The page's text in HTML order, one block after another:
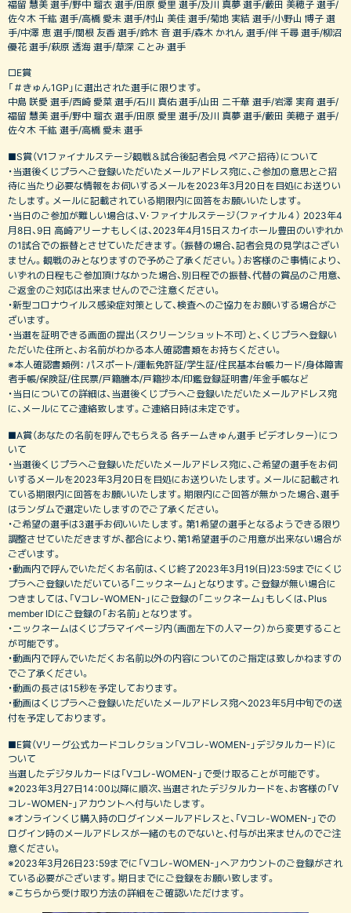
福留 慧美 選手/野中 瑠衣 選手/田原 愛里 選手/及川 真夢 選手/藪田 美穂子 選手/
佐々木 千紘 選手/高橋 愛未 選手/村山 美佳 選手/菊地 実結 選手/小野山 博子 選
手/中澤 恵 選手/関根 友香 選手/鈴木 音 選手/森木 かれん 選手/伴 千尋 選手/柳沼
優花 選手/萩原 透海 選手/草深 ことみ 選手
□E賞
「＃きゅん1GP」に選出された選手に限ります。
中島 咲愛 選手/西崎 愛菜 選手/石川 真佑 選手/山田 二千華 選手/岩澤 実育 選手/
福留 慧美 選手/野中 瑠衣 選手/田原 愛里 選手/及川 真夢 選手/藪田 美穂子 選手/
佐々木 千紘 選手/高橋 愛未 選手
■S賞（V1ファイナルステージ観戦＆試合後記者会見 ペアご招待）について
・当選後くじプラへご登録いただいたメールアドレス宛に、ご参加の意思とご招
待に当たり必要な情報をお伺いするメールを2023年3月20日を目処にお送りい
たします。メールに記載されている期限内に回答をお願いいたします。
・当日のご参加が難しい場合は、V･ファイナルステージ（ファイナル４） 2023年4
月8日、9日 高崎アリーナもしくは、2023年4月15日スカイホール豊田のいずれか
の1試合での振替とさせていただきます。（振替の場合、記者会見の見学はござい
ません。観戦のみとなりますので予めご了承ください。）お客様のご事情により、
いずれの日程もご参加頂けなかった場合、別日程での振替、代替の賞品のご用意、
ご返金のご対応は出来ませんのでご注意ください。
・新型コロナウイルス感染症対策として、検査へのご協力をお願いする場合がご
ざいます。
・当選を証明できる画面の提出（スクリーンショット不可）と、くじプラへ登録い
ただいた住所と、お名前がわかる本人確認書類をお持ちください。
※本人確認書類例： パスポート/運転免許証/学生証/住民基本台帳カード/身体障害
者手帳/保険証/住民票/戸籍謄本/戸籍抄本/印鑑登録証明書/年金手帳など
・当日についての詳細は、当選後くじプラへご登録いただいたメールアドレス宛
に、メールにてご連絡致します。ご連絡日時は未定です。
■A賞（あなたの名前を呼んでもらえる 各チームきゅん選手 ビデオレター）につ
いて
・当選後くじプラへご登録いただいたメールアドレス宛に、ご希望の選手をお伺
いするメールを2023年3月20日を目処にお送りいたします。メールに記載され
ている期限内に回答をお願いいたします。期限内にご回答が無かった場合、選手
はランダムで選定いたしますのでご了承ください。
・ご希望の選手は3選手お伺いいたします。第1希望の選手となるようできる限り
調整させていただきますが、都合により、第1希望選手のご用意が出来ない場合が
ございます。
・動画内で呼んでいただくお名前は、くじ終了2023年3月19(日)23:59までにくじ
プラへご登録いただいている「ニックネーム」となります。ご登録が無い場合に
つきましては、「Vコレ-WOMEN-」にご登録の「ニックネーム」もしくは、Plus
member IDにご登録の「お名前」となります。
・ニックネームはくじプラマイページ内（画面左下の人マーク）から変更すること
が可能です。
・動画内で呼んでいただくお名前以外の内容についてのご指定は致しかねますの
でご了承ください。
・動画の長さは15秒を予定しております。
・動画はくじプラへご登録いただいたメールアドレス宛へ2023年5月中旬での送
付を予定しております。
■E賞（Vリーグ公式カードコレクション「Vコレ-WOMEN-」デジタルカード）に
ついて
当選したデジタルカードは「Vコレ-WOMEN-」で受け取ることが可能です。
※2023年3月27日14：00以降に順次、当選されたデジタルカードを、お客様の「V
コレ-WOMEN-」アカウントへ付与いたします。
※オンラインくじ購入時のログインメールアドレスと、「Vコレ-WOMEN-」での
ログイン時のメールアドレスが一緒のものでないと、付与が出来ませんのでご注
意ください。
※2023年3月26日23：59までに「Vコレ-WOMEN-」へアカウントのご登録がされ
ている必要がございます。期日までにご登録をお願い致します。
※こちらから受け取り方法の詳細をご確認いただけます。